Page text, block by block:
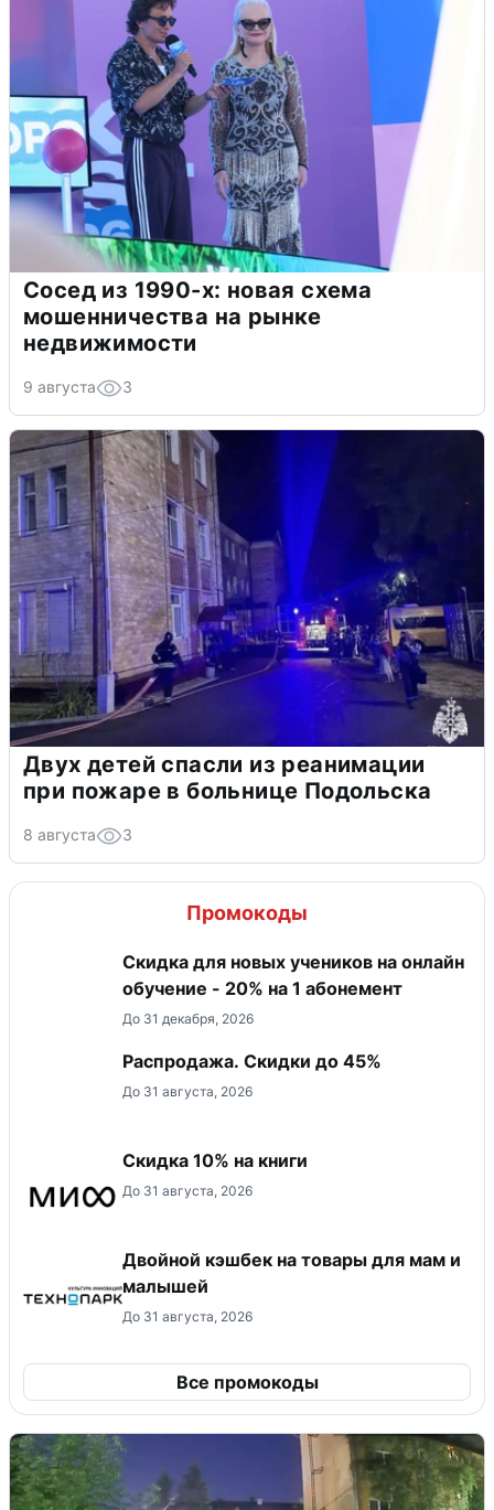
Сосед из 1990-х: новая схема
мошенничества на рынке
недвижимости
9 августа 3
Двух детей спасли из реанимации
при пожаре в больнице Подольска
8 августа 3
Промокоды
Скидка для новых учеников на онлайн
обучение - 20% на 1 абонемент
До 31 декабря, 2026
Распродажа. Скидки до 45%
До 31 августа, 2026
Скидка 10% на книги
До 31 августа, 2026
Двойной кэшбек на товары для мам и
малышей
До 31 августа, 2026
Все промокоды